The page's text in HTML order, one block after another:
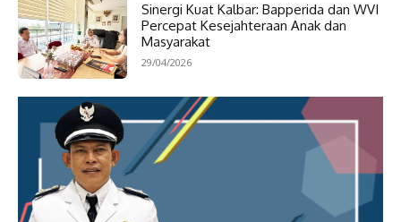
Sinergi Kuat Kalbar: Bapperida dan WVI
Percepat Kesejahteraan Anak dan
Masyarakat
29/04/2026